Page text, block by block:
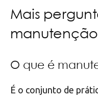
Mais
manutenção
O que é
É o conjunto de